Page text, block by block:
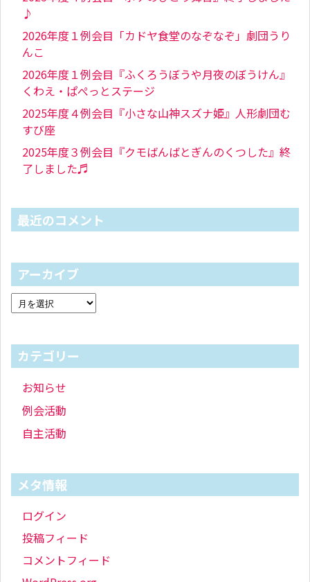
♪
2026年度１例会目「カドヤ食堂のなぞなぞ」劇団うり
んこ
2026年度１例会目『ふくろうぼうや月夜のぼうけん』
くわえ・ぱぺっとステージ
2025年度４例会目『小さな山神スズナ姫』人形劇団む
すび座
2025年度３例会目『クモばんばとぎんのくつした』終
了しました♬
最近のコメント
アーカイブ
カテゴリー
お知らせ
例会活動
自主活動
メタ情報
ログイン
投稿フィード
コメントフィード